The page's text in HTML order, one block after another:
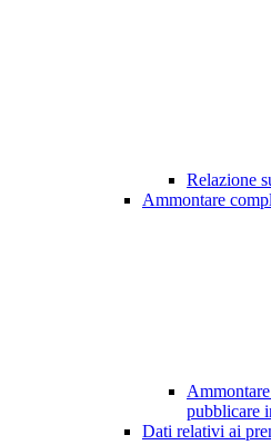
Relazione
Ammontare
pubblicare
Dati relativi ai